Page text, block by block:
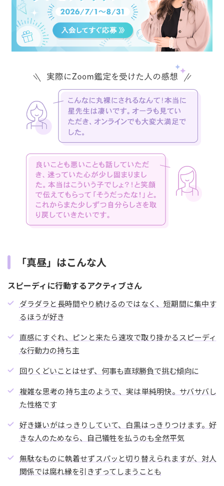
「真昼」はこんな人
スピーディに行動するアクティブさん
ダラダラと長時間やり続けるのではなく、短期間に集中す
るほうが好き
直感にすぐれ、ピンと来たら速攻で取り掛かるスピーディ
な行動力の持ち主
回りくどいことはせず、何事も直球勝負で挑む傾向に
複雑な思考の持ち主のようで、実は単純明快。サバサバし
た性格です
好き嫌いがはっきりしていて、白黒はっきりつけます。好
きな人のためなら、自己犠牲を払うのも全然平気
無駄なものに執着せずスパッと切り替えられますが、対人
関係では腐れ縁を引きずってしまうことも